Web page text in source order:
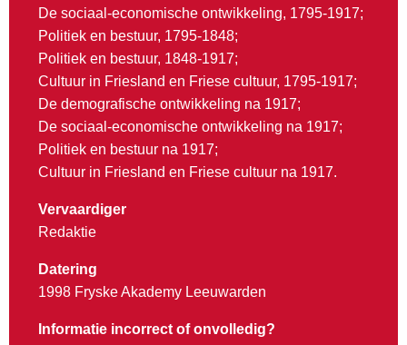
De sociaal-economische ontwikkeling, 1795-1917;
Politiek en bestuur, 1795-1848;
Politiek en bestuur, 1848-1917;
Cultuur in Friesland en Friese cultuur, 1795-1917;
De demografische ontwikkeling na 1917;
De sociaal-economische ontwikkeling na 1917;
Politiek en bestuur na 1917;
Cultuur in Friesland en Friese cultuur na 1917.
Vervaardiger
Redaktie
Datering
1998 Fryske Akademy Leeuwarden
Informatie incorrect of onvolledig?